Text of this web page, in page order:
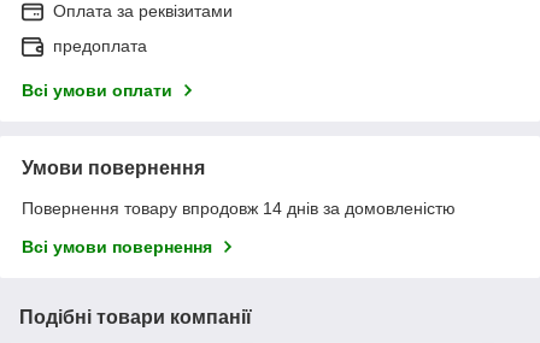
Оплата за реквізитами
предоплата
Всі умови оплати
Умови повернення
Повернення товару впродовж 14 днів за домовленістю
Всі умови повернення
Подібні товари компанії